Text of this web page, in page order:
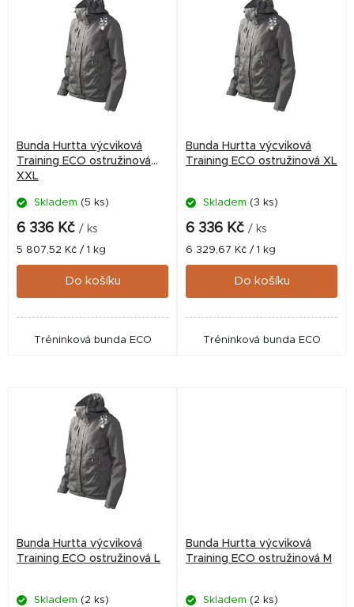
d
Bunda Hurtta výcviková
Training ECO ostružinová
XXL
Skladem (5 ks)
6 336 Kč / ks
Měrná
cena:
5 807,52 Kč / 1 kg
Do košíku
Tréninková bunda ECO
Bunda Hurtta výcviková
Training ECO ostružinová XL
Skladem (3 ks)
6 336 Kč / ks
Měrná
cena:
6 329,67 Kč / 1 kg
Do košíku
Tréninková bunda ECO
Bunda Hurtta výcviková
Training ECO ostružinová L
Skladem (2 ks)
Bunda Hurtta výcviková
Training ECO ostružinová M
Skladem (2 ks)